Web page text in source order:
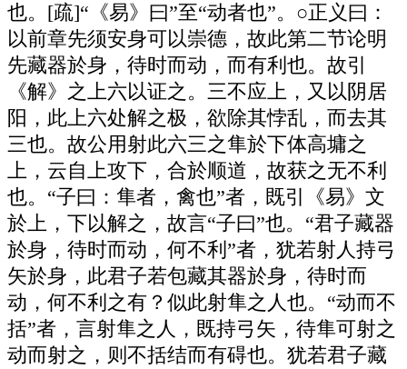
也。[疏]“《易》曰”至“动者也”。○正义曰：
以前章先须安身可以崇德，故此第二节论明
先藏器於身，待时而动，而有利也。故引
《解》之上六以证之。三不应上，又以阴居
阳，此上六处解之极，欲除其悖乱，而去其
三也。故公用射此六三之隼於下体高墉之
上，云自上攻下，合於顺道，故获之无不利
也。“子曰：隼者，禽也”者，既引《易》文
於上，下以解之，故言“子曰”也。“君子藏器
於身，待时而动，何不利”者，犹若射人持弓
矢於身，此君子若包藏其器於身，待时而
动，何不利之有？似此射隼之人也。“动而不
括”者，言射隼之人，既持弓矢，待隼可射之
动而射之，则不括结而有碍也。犹若君子藏